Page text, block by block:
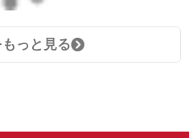
っと見る